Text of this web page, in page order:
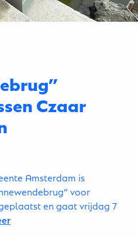
Czaar
Amsterdam is
voor
en gaat vrijdag 7